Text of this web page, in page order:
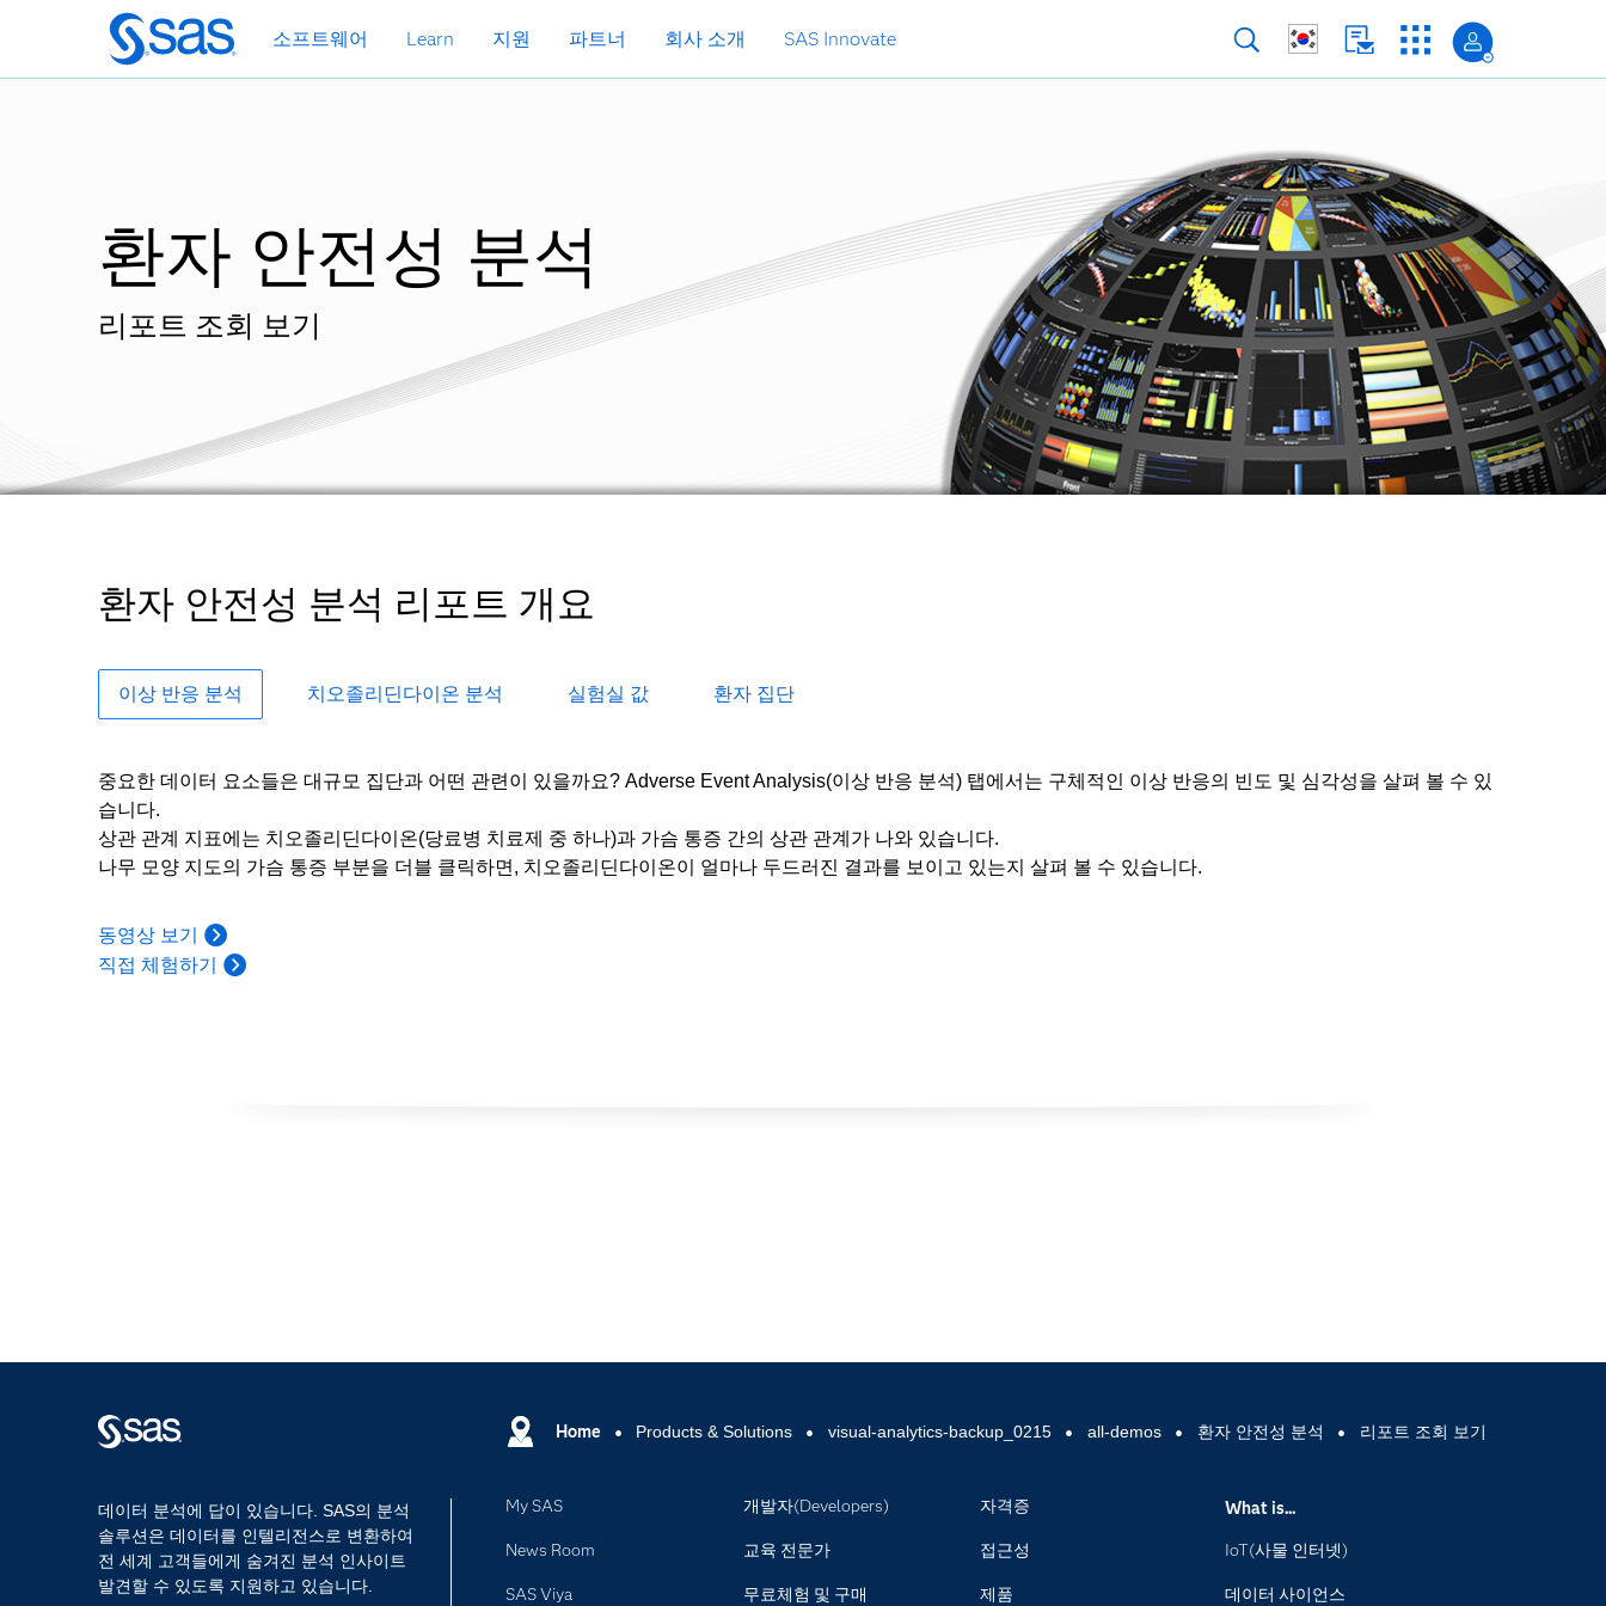
메
인
가
기
소프트웨어 Learn 지원 파트너 회사 소개 SAS Innovate
환자 안전성 분석
리포트 조회 보기
환자 안전성 분석 리포트 개요
이상 반응 분석 치오졸리딘다이온 분석 실험실 값 환자 집단
중요한 데이터 요소들은 대규모 집단과 어떤 관련이 있을까요? Adverse Event Analysis(이상 반응 분석) 탭에서는 구체적인 이상 반응의 빈도 및 심각성을 살펴 볼 수 있
습니다.
상관 관계 지표에는 치오졸리딘다이온(당료병 치료제 중 하나)과 가슴 통증 간의 상관 관계가 나와 있습니다.
나무 모양 지도의 가슴 통증 부분을 더블 클릭하면, 치오졸리딘다이온이 얼마나 두드러진 결과를 보이고 있는지 살펴 볼 수 있습니다.
동영상 보기
직접 체험하기
Home Products & Solutions visual-analytics-backup_0215 all-demos 환자 안전성 분석 리포트 조회 보기
데이터 분석에 답이 있습니다. SAS의 분석
솔루션은 데이터를 인텔리전스로 변환하여
전 세계 고객들에게 숨겨진 분석 인사이트
발견할 수 있도록 지원하고 있습니다.
My SAS
News Room
SAS Viya
개발자(Developers)
교육 전문가
무료체험 및 구매
자격증
접근성
제품
What is...
IoT(사물 인터넷)
데이터 사이언스